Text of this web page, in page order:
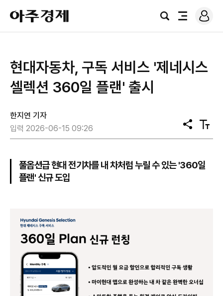
아
주
경
검
전
로
그
현대자동차, 구독 서비스 '제네시스
셀렉션 360일 플랜' 출시
한지연 기자
입력 2026-06-15 09:26
공
유
텍
스
기
풀옵션급 현대 전기차를 내 차처럼 누릴 수 있는 '360일
플랜' 신규 도입